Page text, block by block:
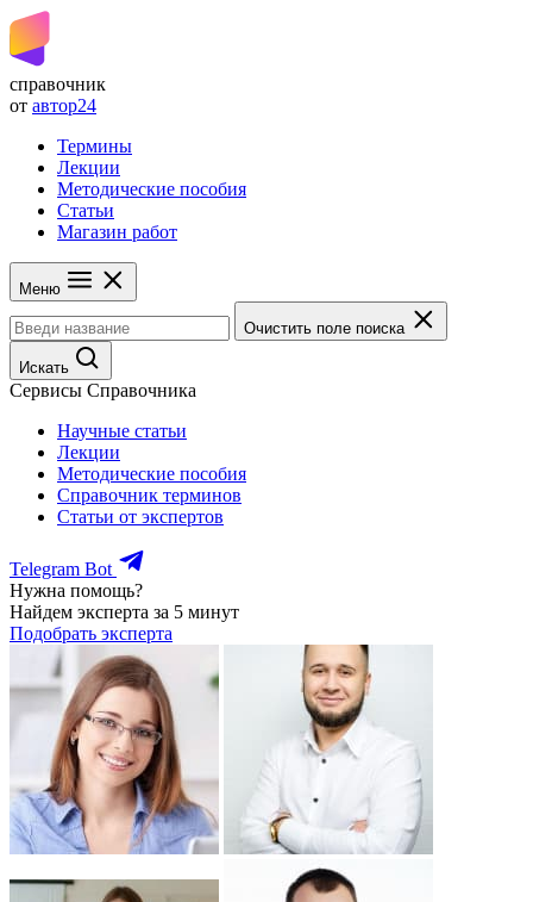
справочник
от автор24
Термины
Лекции
Методические пособия
Статьи
Магазин работ
Меню
Очистить поле поиска
Искать
Сервисы Справочника
Научные статьи
Лекции
Методические пособия
Справочник терминов
Статьи от экспертов
Telegram Bot
Нужна помощь?
Найдем эксперта за 5 минут
Подобрать эксперта